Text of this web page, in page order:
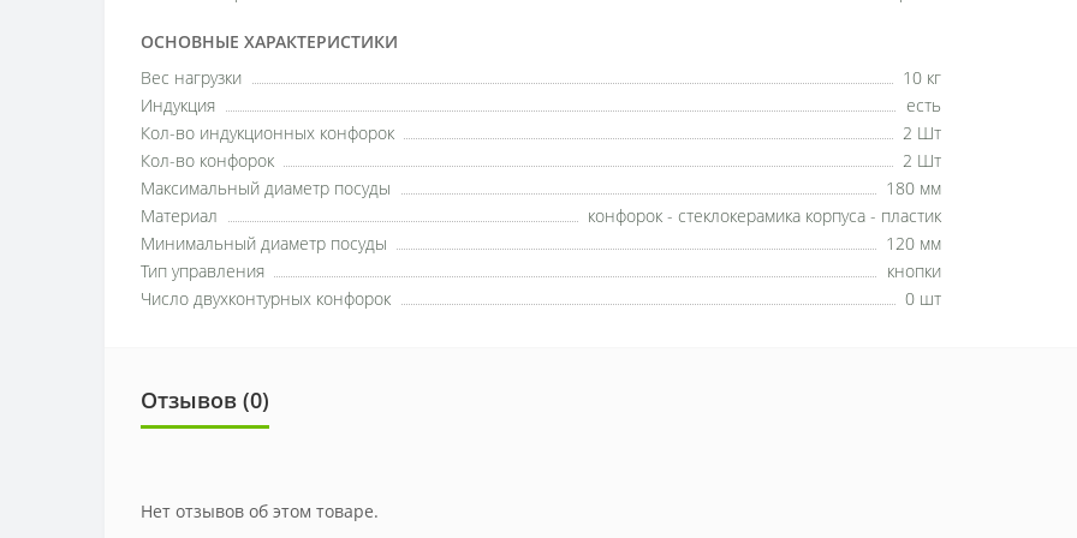
ОСНОВНЫЕ ХАРАКТЕРИСТИКИ
Вес нагрузки
10 кг
Индукция
есть
Кол-во индукционных конфорок
2 Шт
Кол-во конфорок
2 Шт
Максимальный диаметр посуды
180 мм
Материал
конфорок - стеклокерамика корпуса - пластик
Минимальный диаметр посуды
120 мм
Тип управления
кнопки
Число двухконтурных конфорок
0 шт
Отзывов (0)
Нет отзывов об этом товаре.